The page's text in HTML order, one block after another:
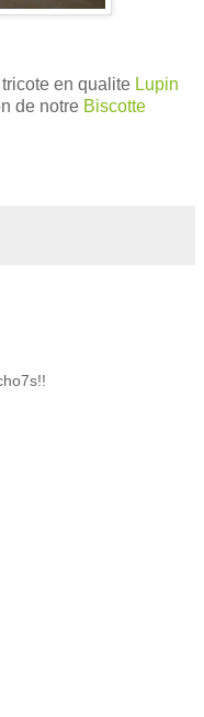
en qualite Lupin
de notre Biscotte